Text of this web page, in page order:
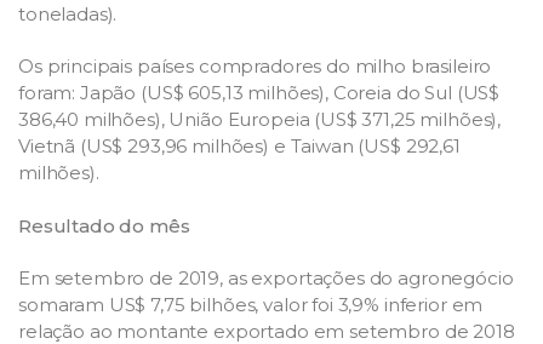
toneladas).
Os principais países compradores do milho brasileiro
foram: Japão (US$ 605,13 milhões), Coreia do Sul (US$
386,40 milhões), União Europeia (US$ 371,25 milhões),
Vietnã (US$ 293,96 milhões) e Taiwan (US$ 292,61
milhões).
Resultado do mês
Em setembro de 2019, as exportações do agronegócio
somaram US$ 7,75 bilhões, valor foi 3,9% inferior em
relação ao montante exportado em setembro de 2018